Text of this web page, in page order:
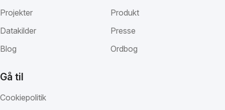
Projekter
Datakilder
Blog
Produkt
Presse
Ordbog
Gå til
Cookiepolitik